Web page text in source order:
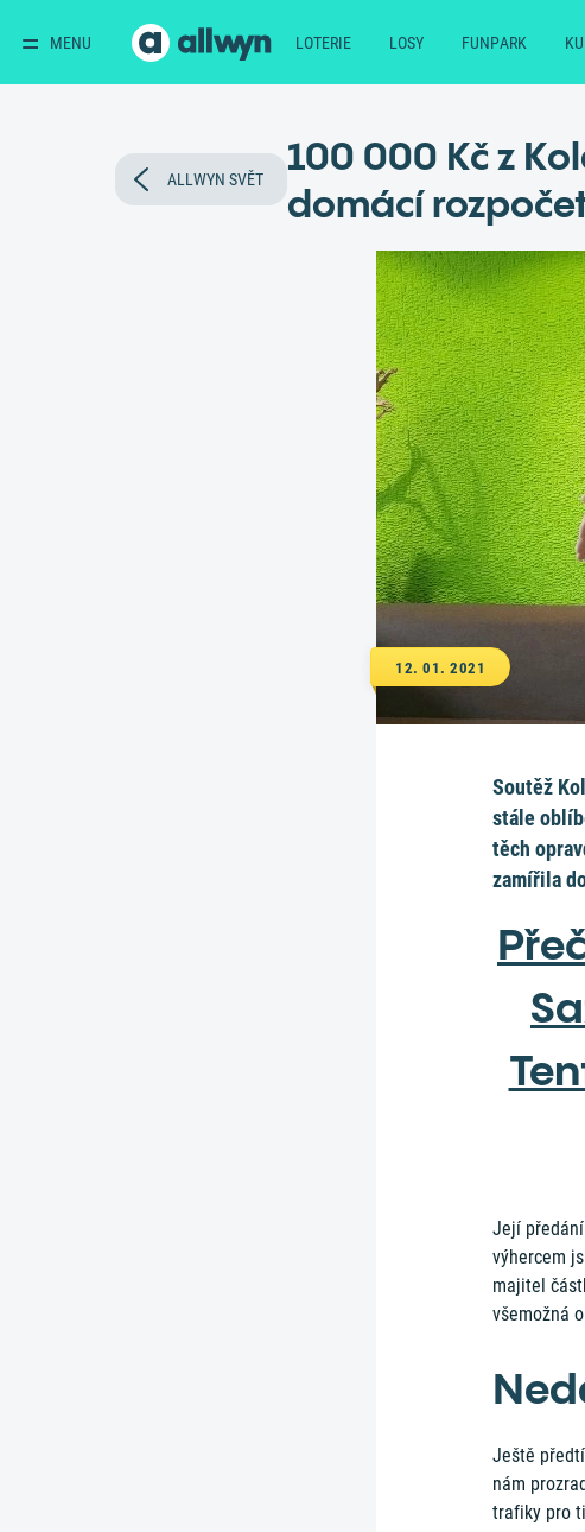
MENU LOTERIE LOSY FUNPARK
ALLWYN SVĚT
100 000 Kč z
domácí
12. 01. 2021
Soutěž
stále
těch
zamířila
Její
výhercem
majitel
všemožná
Ještě
nám
trafiky pro